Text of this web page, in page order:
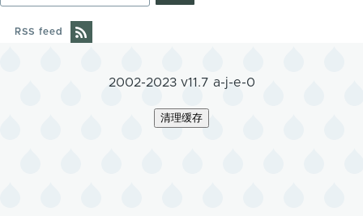
RSS feed
2002-2023 v11.7 a-j-e-0